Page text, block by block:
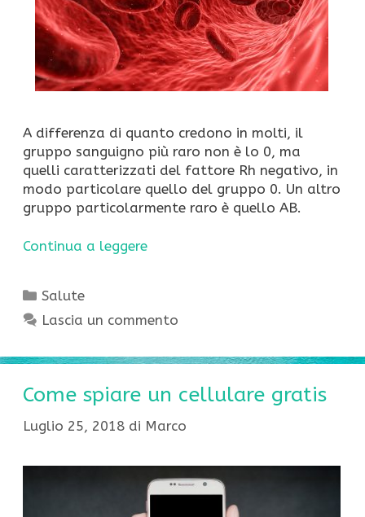
A differenza di quanto credono in molti, il
gruppo sanguigno più raro non è lo 0, ma
quelli caratterizzati del fattore Rh negativo, in
modo particolare quello del gruppo 0. Un altro
gruppo particolarmente raro è quello AB.
Continua a leggere
Categorie
Salute
Lascia un commento
Come spiare un cellulare gratis
Luglio 25, 2018 di Marco